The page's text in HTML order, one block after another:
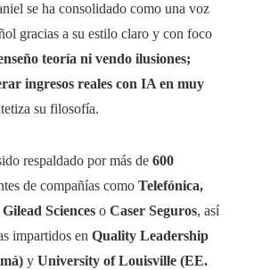
se ha consolidado como una voz
gracias a su estilo claro y con foco
teoría ni vendo ilusiones;
ingresos reales con IA en muy
su filosofía.
respaldado por más de 600
de compañías como Telefónica,
Sciences o Caser Seguros, así
impartidos en Quality Leadership
y University of Louisville (EE.